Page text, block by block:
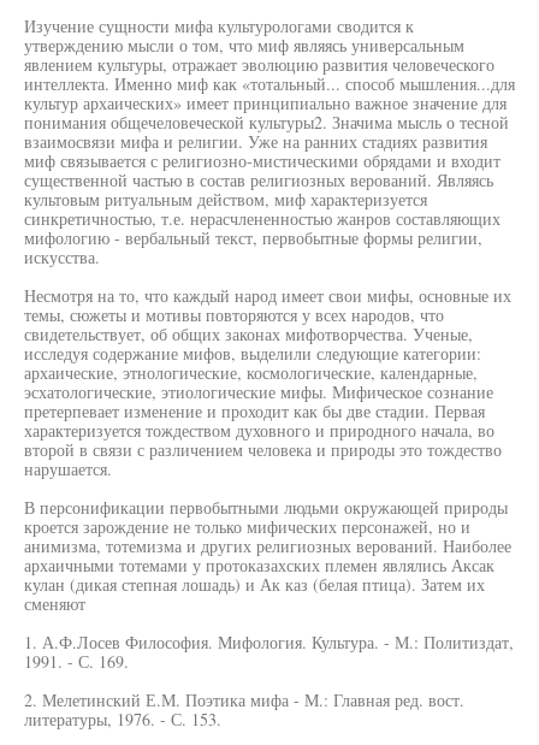
Изучение сущности мифа культурологами сводится к
утверждению мысли о том, что миф являясь универсальным
явлением культуры, отражает эволюцию развития человеческого
интеллекта. Именно миф как «тотальный... способ мышления...для
культур архаических» имеет принципиально важное значение для
понимания общечеловеческой культуры2. Значима мысль о тесной
взаимосвязи мифа и религии. Уже на ранних стадиях развития
миф связывается с религиозно-мистическими обрядами и входит
существенной частью в состав религиозных верований. Являясь
культовым ритуальным действом, миф характеризуется
синкретичностью, т.е. нерасчлененностью жанров составляющих
мифологию - вербальный текст, первобытные формы религии,
искусства.
Несмотря на то, что каждый народ имеет свои мифы, основные их
темы, сюжеты и мотивы повторяются у всех народов, что
свидетельствует, об общих законах мифотворчества. Ученые,
исследуя содержание мифов, выделили следующие категории:
архаические, этнологические, космологические, календарные,
эсхатологические, этиологические мифы. Мифическое сознание
претерпевает изменение и проходит как бы две стадии. Первая
характеризуется тождеством духовного и природного начала, во
второй в связи с различением человека и природы это тождество
нарушается.
В персонификации первобытными людьми окружающей природы
кроется зарождение не только мифических персонажей, но и
анимизма, тотемизма и других религиозных верований. Наиболее
архаичными тотемами у протоказахских племен являлись Аксак
кулан (дикая степная лошадь) и Ак каз (белая птица). Затем их
сменяют
1. А.Ф.Лосев Философия. Мифология. Культура. - М.: Политиздат,
1991. - С. 169.
2. Мелетинский Е.М. Поэтика мифа - М.: Главная ред. вост.
литературы, 1976. - С. 153.